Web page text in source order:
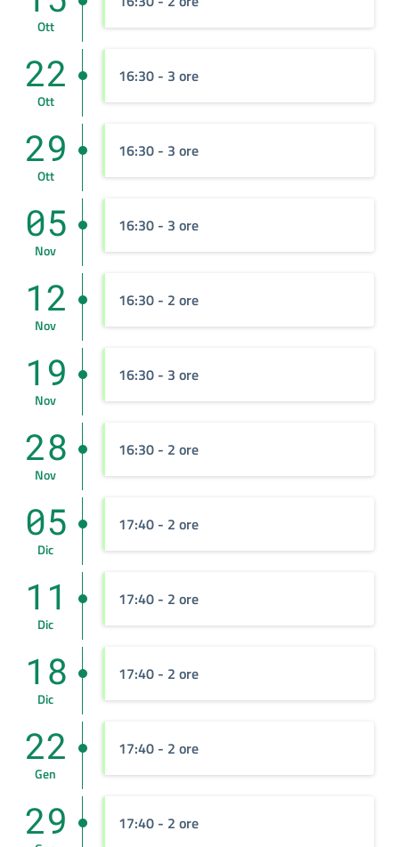
Ott
22
Ott
16:30 - 3 ore
29
Ott
16:30 - 3 ore
05
Nov
16:30 - 3 ore
12
Nov
16:30 - 2 ore
19
Nov
16:30 - 3 ore
28
Nov
16:30 - 2 ore
05
Dic
17:40 - 2 ore
11
Dic
17:40 - 2 ore
18
Dic
17:40 - 2 ore
22
Gen
17:40 - 2 ore
29 17:40 - 2 ore